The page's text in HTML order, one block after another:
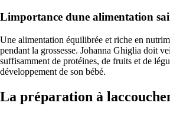
Limportance dune alimentation
Une alimentation équilibrée et riche en
pendant la grossesse. Johanna Ghiglia doit
suffisamment de protéines, de fruits et de
développement de son bébé.
La préparation à